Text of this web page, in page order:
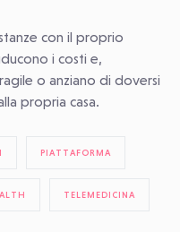
con il proprio
i costi e,
o anziano di doversi
propria casa.
PIATTAFORMA
TELEMEDICINA